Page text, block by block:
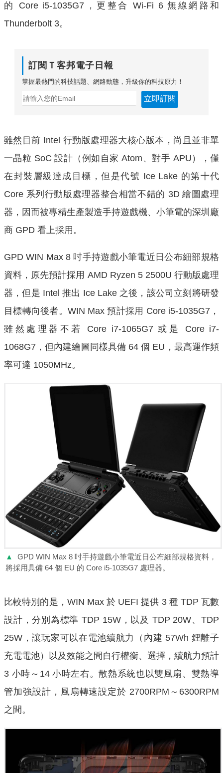
的 Core i5-1035G7，更整合 Wi-Fi 6 無線網路和
Thunderbolt 3。
訂閱Ｔ客邦電子日報
掌握最熱門的科技話題、網路動態，升級你的科技原力！
立即訂閱
雖然目前 Intel 行動版處理器大核心版本，尚且並非單
一晶粒 SoC 設計（例如自家 Atom、對手 APU），僅
在封裝層級達成目標，但是代號 Ice Lake 的第十代
Core 系列行動版處理器整合相當不錯的 3D 繪圖處理
器，因而被專精生產製造手持遊戲機、小筆電的深圳廠
商 GPD 看上採用。
GPD WIN Max 8 吋手持遊戲小筆電近日公布細部規格
資料，原先預計採用 AMD Ryzen 5 2500U 行動版處理
器，但是 Intel 推出 Ice Lake 之後，該公司立刻將研發
目標轉向後者。WIN Max 預計採用 Core i5-1035G7，
雖然處理器不若 Core i7-1065G7 或是 Core i7-
1068G7，但內建繪圖同樣具備 64 個 EU，最高運作頻
率可達 1050MHz。
▲
GPD WIN Max 8 吋手持遊戲小筆電近日公布細部規格資料，
將採用具備 64 個 EU 的 Core i5-1035G7 處理器。
比較特別的是，WIN Max 於 UEFI 提供 3 種 TDP 瓦數
設計，分別為標準 TDP 15W，以及 TDP 20W、TDP
25W，讓玩家可以在電池續航力（內建 57Wh 鋰離子
充電電池）以及效能之間自行權衡、選擇，續航力預計
3 小時～14 小時左右。散熱系統也以雙風扇、雙熱導
管加強設計，風扇轉速設定於 2700RPM～6300RPM
之間。